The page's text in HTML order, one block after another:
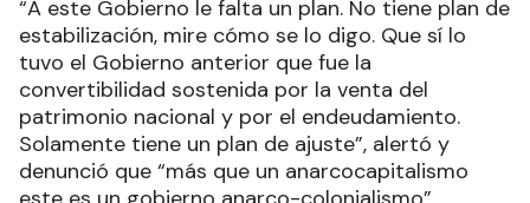
“A este Gobierno le falta un plan. No tiene plan de
estabilización, mire cómo se lo digo. Que sí lo
tuvo el Gobierno anterior que fue la
convertibilidad sostenida por la venta del
patrimonio nacional y por el endeudamiento.
Solamente tiene un plan de ajuste”, alertó y
denunció que “más que un anarcocapitalismo